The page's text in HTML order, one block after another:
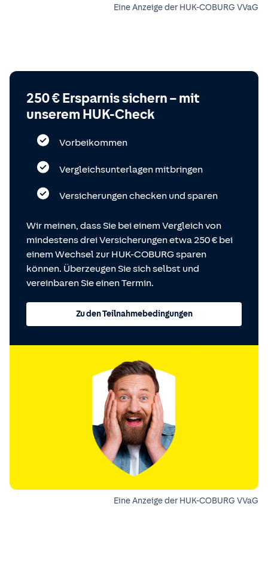
Eine Anzeige der HUK-COBURG VVaG
250 € Ersparnis sichern – mit
unserem HUK-Check
Vorbeikommen
Vergleichsunterlagen mitbringen
Versicherungen checken und sparen
Wir meinen, dass Sie bei einem Vergleich von
mindestens drei Versicherungen etwa 250 € bei
einem Wechsel zur HUK-COBURG sparen
können. Überzeugen Sie sich selbst und
vereinbaren Sie einen Termin.
Zu den Teilnahmebedingungen
Eine Anzeige der HUK-COBURG VVaG